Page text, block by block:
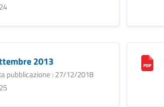
2013
pubblicazione : 27/12/2018